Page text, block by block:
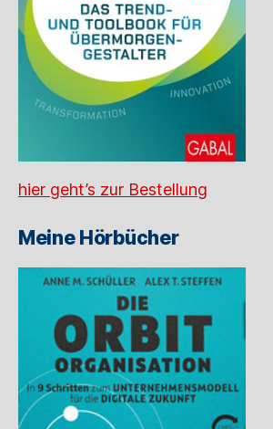
hier geht’s zur Bestellung
Meine Hörbücher